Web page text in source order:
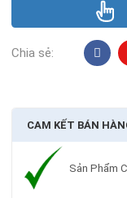
Chia sẻ:
CAM KẾT BÁN
Sản Phẩm